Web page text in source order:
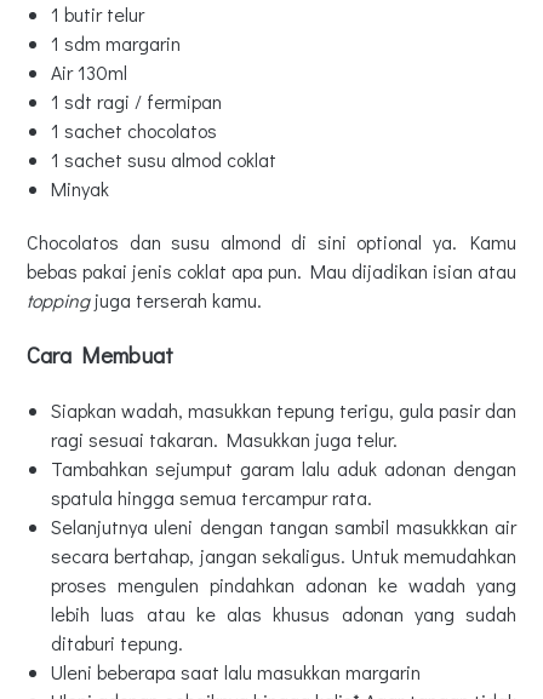
1 butir telur
1 sdm margarin
Air 130ml
1 sdt ragi / fermipan
1 sachet chocolatos
1 sachet susu almod coklat
Minyak
Chocolatos dan susu almond di sini optional ya. Kamu
bebas pakai jenis coklat apa pun. Mau dijadikan isian atau
toppingjuga terserah kamu.
Cara Membuat
Siapkan wadah, masukkan tepung terigu, gula pasir dan
ragi sesuai takaran. Masukkan juga telur.
Tambahkan sejumput garam lalu aduk adonan dengan
spatula hingga semua tercampur rata.
Selanjutnya uleni dengan tangan sambil masukkkan air
secara bertahap, jangan sekaligus. Untuk memudahkan
proses mengulen pindahkan adonan ke wadah yang
lebih luas atau ke alas khusus adonan yang sudah
ditaburi tepung.
Uleni beberapa saat lalu masukkan margarin